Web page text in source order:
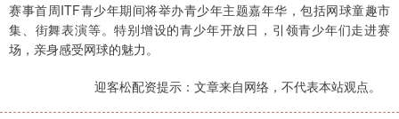
赛事首周ITF青少年期间将举办青少年主题嘉年华，包括网球童趣市
集、街舞表演等。特别增设的青少年开放日，引领青少年们走进赛
场，亲身感受网球的魅力。
迎客松配资提示：文章来自网络，不代表本站观点。